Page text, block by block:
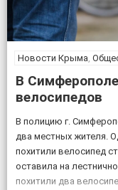
Новости Крыма
В
велосипедов
В полицию г.
два местных жителя.
похитили велосипед
оставила на
похитили два